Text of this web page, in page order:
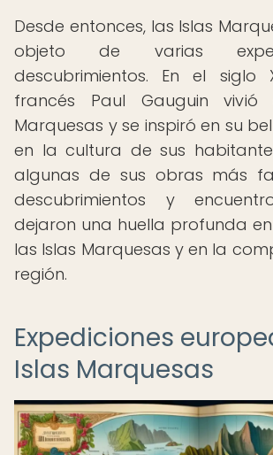
Desde entonces, las Islas
objeto de varias
descubrimientos. En el siglo
francés Paul Gauguin
Marquesas y se inspiró en su
en la cultura de sus
algunas de sus obras más
descubrimientos y
dejaron una huella profunda
las Islas Marquesas y en la
región.
Expediciones
Islas Marquesas